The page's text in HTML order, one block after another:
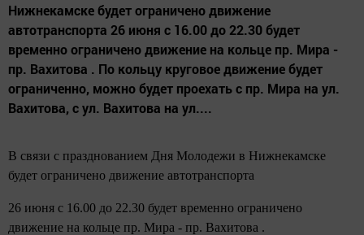
Нижнекамске будет ограничено движение
автотранспорта 26 июня с 16.00 до 22.30 будет
временно ограничено движение на кольце пр. Мира -
пр. Вахитова . По кольцу круговое движение будет
ограниченно, можно будет проехать с пр. Мира на ул.
Вахитова, с ул. Вахитова на ул....
В связи с празднованием Дня Молодежи в Нижнекамске
будет ограничено движение автотранспорта
26 июня с 16.00 до 22.30 будет временно ограничено
движение на кольце пр. Мира - пр. Вахитова .